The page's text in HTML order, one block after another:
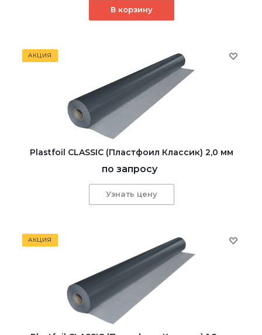
В корзину
АКЦИЯ
Plastfoil CLASSIC (Пластфоил Классик) 2,0 мм
по запросу
Узнать цену
АКЦИЯ